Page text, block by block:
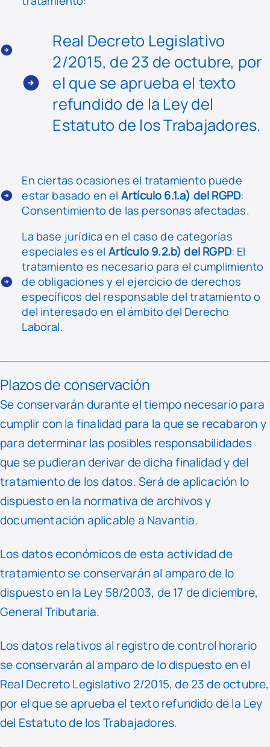
Real Decreto Legislativo
2/2015, de 23 de octubre, por
el que se aprueba el texto
refundido de la Ley del
Estatuto de los Trabajadores.
En ciertas ocasiones el tratamiento puede
estar basado en el Artículo 6.1.a) del RGPD:
Consentimiento de las personas afectadas.
La base jurídica en el caso de categorías
especiales es el Artículo 9.2.b) del RGPD: El
tratamiento es necesario para el cumplimiento
de obligaciones y el ejercicio de derechos
específicos del responsable del tratamiento o
del interesado en el ámbito del Derecho
Laboral.
Plazos de conservación
Se conservarán durante el tiempo necesario para
cumplir con la finalidad para la que se recabaron y
para determinar las posibles responsabilidades
que se pudieran derivar de dicha finalidad y del
tratamiento de los datos. Será de aplicación lo
dispuesto en la normativa de archivos y
documentación aplicable a Navantia.
Los datos económicos de esta actividad de
tratamiento se conservarán al amparo de lo
dispuesto en la Ley 58/2003, de 17 de diciembre,
General Tributaria.
Los datos relativos al registro de control horario
se conservarán al amparo de lo dispuesto en el
Real Decreto Legislativo 2/2015, de 23 de octubre,
por el que se aprueba el texto refundido de la Ley
del Estatuto de los Trabajadores.